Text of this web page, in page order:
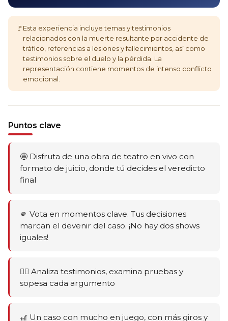
🚩Esta experiencia incluye temas y testimonios
relacionados con la muerte resultante por accidente de
tráfico, referencias a lesiones y fallecimientos, así como
testimonios sobre el duelo y la pérdida. La
representación contiene momentos de intenso conflicto
emocional.
Puntos clave
🤩 Disfruta de una obra de teatro en vivo con
formato de juicio, donde tú decides el veredicto
final
🫵 Vota en momentos clave. Tus decisiones
marcan el devenir del caso. ¡No hay dos shows
iguales!
🕵️‍♂️ Analiza testimonios, examina pruebas y
sopesa cada argumento
🎢 Un caso con mucho en juego, con más giros y